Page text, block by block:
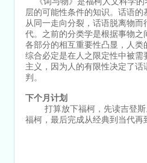
层的可能性条件的知识。话语
从同一走向分裂，话语脱离物
代。之前的分类学是根据事物
各部分的相互重要性凸显，人
综合必定是在人之限定性中被
主义，因为人的有限性决定了
判。
下个月计划
打算放下福柯，先读吉登斯
福柯，最后完成从经典到当代再